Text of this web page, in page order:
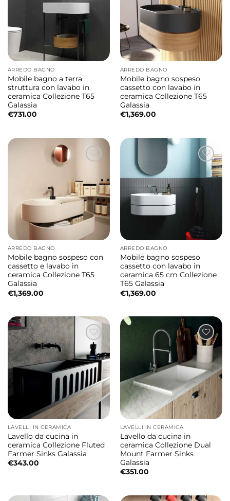
ARREDO BAGNO
Mobile bagno a terra
struttura con lavabo in
ceramica Collezione T65
Galassia
€731.00
ARREDO BAGNO
Mobile bagno sospeso
cassetto con lavabo in
ceramica Collezione T65
Galassia
€1,369.00
ARREDO BAGNO
Mobile bagno sospeso con
cassetto e lavabo in
ceramica Collezione T65
Galassia
€1,369.00
ARREDO BAGNO
Mobile bagno sospeso
cassetto con lavabo in
ceramica 65 cm Collezione
T65 Galassia
€1,369.00
LAVELLI IN CERAMICA
Lavello da cucina in
ceramica Collezione Fluted
Farmer Sinks Galassia
€343.00
LAVELLI IN CERAMICA
Lavello da cucina in
ceramica Collezione Dual
Mount Farmer Sinks
Galassia
€351.00